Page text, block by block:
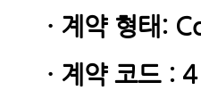
· 계약 형태:
· 계약 코드 :